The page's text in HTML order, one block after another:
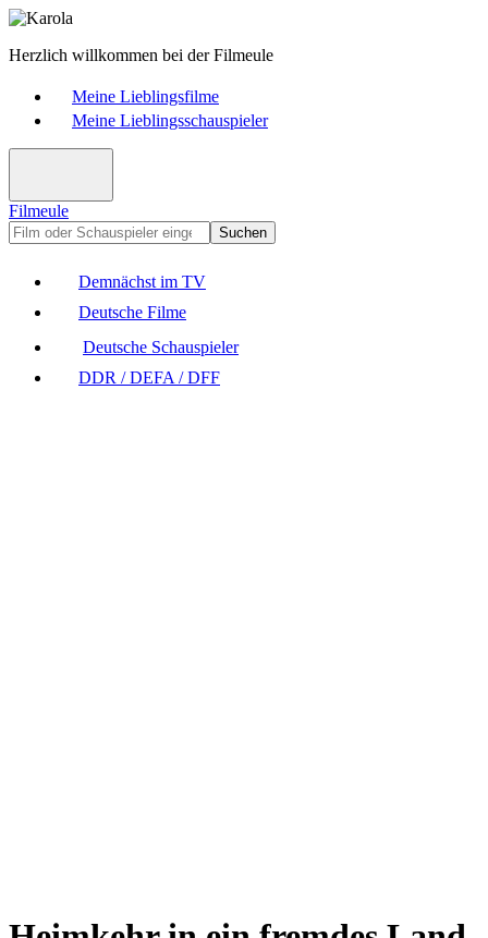
Herzlich willkommen bei der Filmeule
Meine Lieblingsfilme
Meine Lieblingsschauspieler
Filmeule
Suchen
Demnächst im TV
Deutsche Filme
Deutsche Schauspieler
DDR / DEFA / DFF